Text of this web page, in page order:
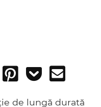
Post
Pin
Add
Pocket
de lungă durată